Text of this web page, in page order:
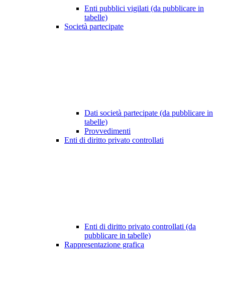
Enti pubblici vigilati (da pubblicare in
tabelle)
Società partecipate
Dati società partecipate (da pubblicare in
tabelle)
Provvedimenti
Enti di diritto privato controllati
Enti di diritto privato controllati (da
pubblicare in tabelle)
Rappresentazione grafica